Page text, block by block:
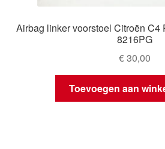
Airbag linker voorstoel Citroën C4
8216PG
€30,00
Toevoegen aan